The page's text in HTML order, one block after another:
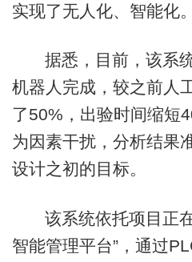
实现了无人化、智能化。
据悉，目前，该系
机器人完成，较之前人
了50%，出验时间缩短
为因素干扰，分析结果
设计之初的目标。
该系统依托项目正
智能管理平台”，通过